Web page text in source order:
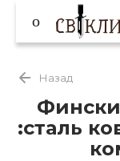
Назад
:сталь